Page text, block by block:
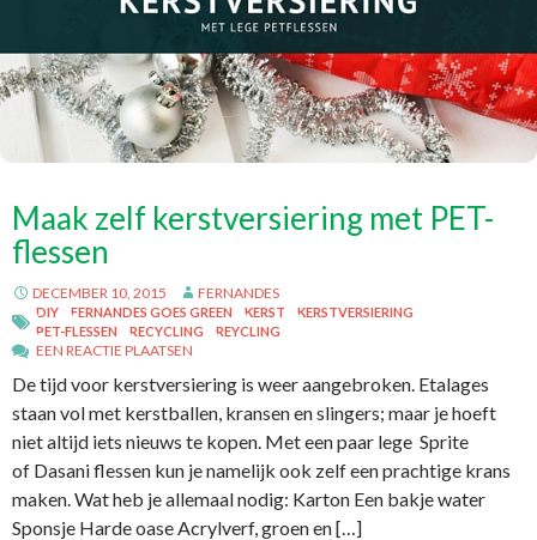
Maak zelf kerstversiering met PET-
flessen
DECEMBER 10, 2015 FERNANDES
DIY FERNANDES GOES GREEN KERST
KERSTVERSIERING
PET-FLESSEN
RECYCLING REYCLING
EEN REACTIE PLAATSEN
De tijd voor kerstversiering is weer aangebroken. Etalages
staan vol met kerstballen, kransen en slingers; maar je hoeft
niet altijd iets nieuws te kopen. Met een paar lege Sprite
of Dasani flessen kun je namelijk ook zelf een prachtige krans
maken. Wat heb je allemaal nodig: Karton Een bakje water
Sponsje Harde oase Acrylverf, groen en […]